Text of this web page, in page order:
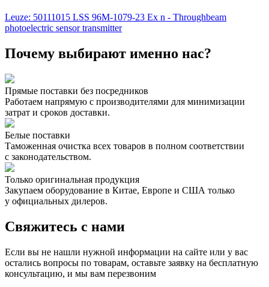
Leuze: 50111015 LSS 96M-1079-23 Ex n - Throughbeam
photoelectric sensor transmitter
Почему выбирают именно нас?
Прямые поставки без посредников
Работаем напрямую с производителями для минимизации
затрат и сроков доставки.
Белые поставки
Таможенная очистка всех товаров в полном соответствии
с законодательством.
Только оригинальная продукция
Закупаем оборудование в Китае, Европе и США только
у официальных дилеров.
Свяжитесь с нами
Если вы не нашли нужной информации на сайте или у вас
остались вопросы по товарам, оставьте заявку на бесплатную
консультацию, и мы вам перезвоним